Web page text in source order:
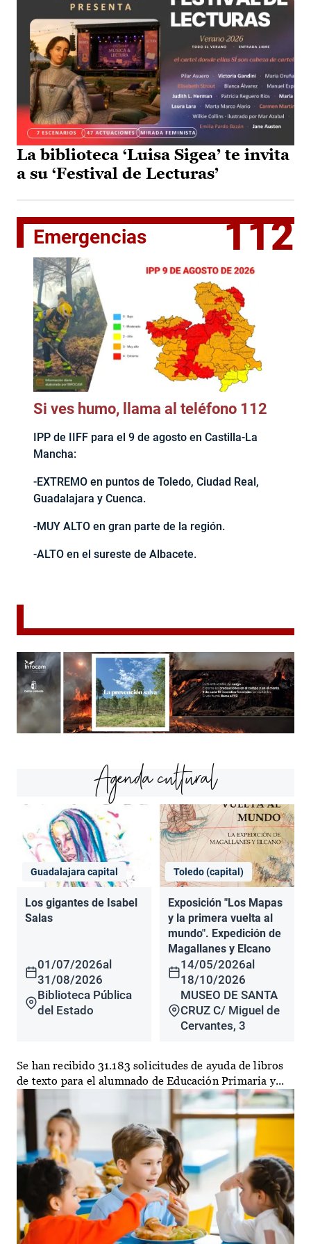
La biblioteca ‘Luisa Sigea’ te invita
a su ‘Festival de Lecturas’
Emergencias 112
Si ves humo, llama al teléfono 112
IPP de IIFF para el 9 de agosto en Castilla-La
Mancha:
-EXTREMO en puntos de Toledo, Ciudad Real,
Guadalajara y Cuenca.
-MUY ALTO en gran parte de la región.
-ALTO en el sureste de Albacete.
Agenda cultural
Guadalajara capital
Los gigantes de Isabel
Salas
01/07/2026al
31/08/2026
Biblioteca Pública
del Estado
Toledo (capital)
Exposición "Los Mapas
y la primera vuelta al
mundo". Expedición de
Magallanes y Elcano
14/05/2026al
18/10/2026
MUSEO DE SANTA
CRUZ C/ Miguel de
Cervantes, 3
Se han recibido 31.183 solicitudes de ayuda de libros
de texto para el alumnado de Educación Primaria y...